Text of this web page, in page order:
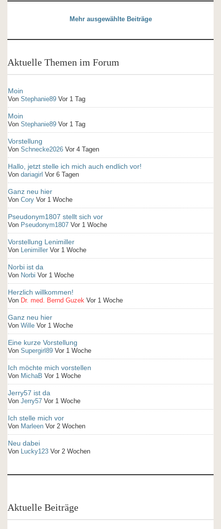
Mehr ausgewählte Beiträge
Aktuelle Themen im Forum
Moin
Von Stephanie89 Vor 1 Tag
Moin
Von Stephanie89 Vor 1 Tag
Vorstellung
Von Schnecke2026 Vor 4 Tagen
Hallo, jetzt stelle ich mich auch endlich vor!
Von dariagirl Vor 6 Tagen
Ganz neu hier
Von Cory Vor 1 Woche
Pseudonym1807 stellt sich vor
Von Pseudonym1807 Vor 1 Woche
Vorstellung Lenimiller
Von Lenimiller Vor 1 Woche
Norbi ist da
Von Norbi Vor 1 Woche
Herzlich willkommen!
Von Dr. med. Bernd Guzek Vor 1 Woche
Ganz neu hier
Von Wille Vor 1 Woche
Eine kurze Vorstellung
Von Supergirl89 Vor 1 Woche
Ich möchte mich vorstellen
Von MichaB Vor 1 Woche
Jerry57 ist da
Von Jerry57 Vor 1 Woche
Ich stelle mich vor
Von Marleen Vor 2 Wochen
Neu dabei
Von Lucky123 Vor 2 Wochen
Aktuelle Beiträge